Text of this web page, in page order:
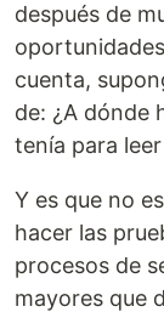
después de
cuenta,
de: ¿A dónde
tenía para
Y es que no
hacer las
procesos de
mayores que